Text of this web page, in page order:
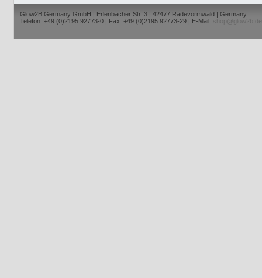
Glow2B Germany GmbH | Erlenbacher Str. 3 | 42477 Radevormwald | Germany
Telefon: +49 (0)2195 92773-0 | Fax: +49 (0)2195 92773-29 | E-Mail:
shop@glow2b.de